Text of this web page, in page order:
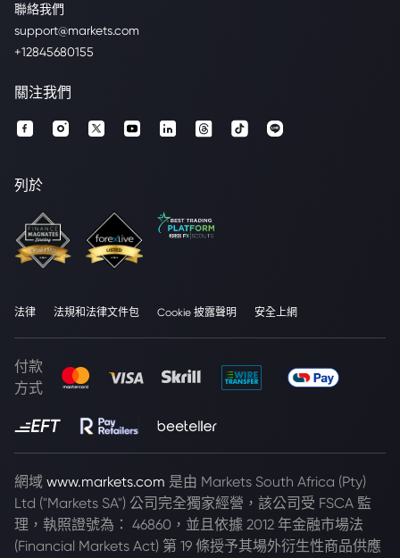
聯絡我們
support@markets.com
+12845680155
關注我們
列於
法律 法規和法律文件包 Cookie 披露聲明 安全上網
付款
方式
網域 www.markets.com 是由 Markets South Africa (Pty)
Ltd ("Markets SA") 公司完全獨家經營，該公司受 FSCA 監
理，執照證號為： 46860，並且依據 2012 年金融市場法
(Financial Markets Act) 第 19 條授予其場外衍生性商品供應